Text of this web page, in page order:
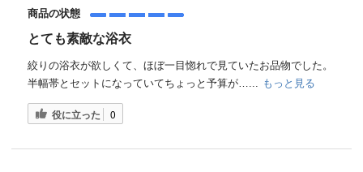
商品の状態
とても素敵な浴衣
絞りの浴衣が欲しくて、ほぼ一目惚れで見ていたお品物でした。
半幅帯とセットになっていてちょっと予算が…... もっと見る
役に立った 0